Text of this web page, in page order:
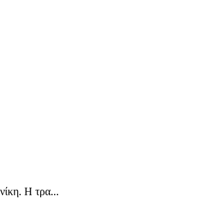
Η τρα...